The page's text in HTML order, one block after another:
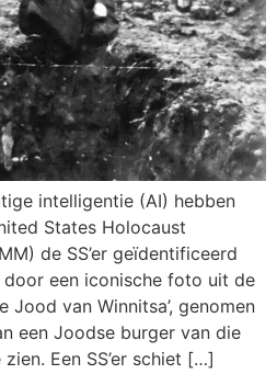
intelligentie (AI) hebben
States Holocaust
de SS’er geïdentificeerd
een iconische foto uit de
Jood van Winnitsa’, genomen
een Joodse burger van die
Een SS’er schiet […]